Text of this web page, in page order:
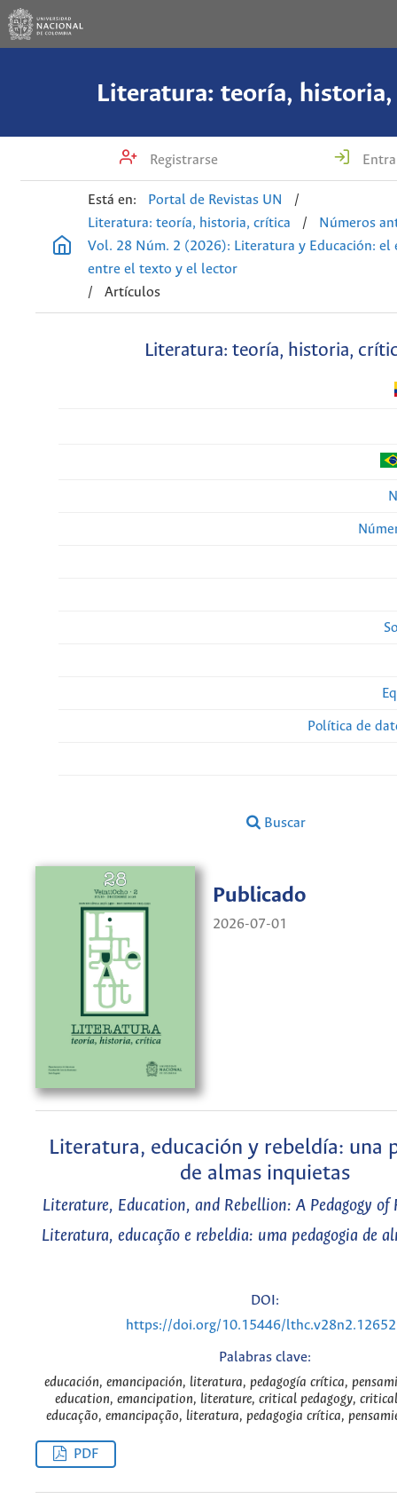
Literatura: teoría,
Registrarse
Está en: Portal de Revistas UN
/
Literatura: teoría, historia, crítica
/
Números
Vol. 28 Núm. 2 (2026): Literatura y Educación: el
entre el texto y el lector
/
Artículos
Literatura: teoría, historia,
Política de
Buscar
Publicado
2026-07-01
Literatura, educación y rebeldía: una
de almas inquietas
Literature, Education, and Rebellion: A Pedagogy of
Literatura, educação e rebeldia: uma pedagogia de
DOI:
https://doi.org/10.15446/
Palabras clave:
educación, emancipación, literatura, pedagogía crítica,
education, emancipation, literature, critical pedagogy,
educação, emancipação, literatura, pedagogia crítica,
PDF